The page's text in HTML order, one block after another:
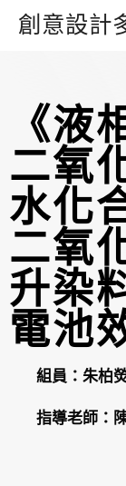
創意設計
《液
二氧
水化
二氧
升染
電池
組員：朱柏
指導老師：